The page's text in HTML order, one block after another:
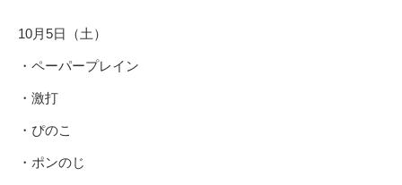
10月5日（土）
・ペーパープレイン
・激打
・ぴのこ
・ポンのじ